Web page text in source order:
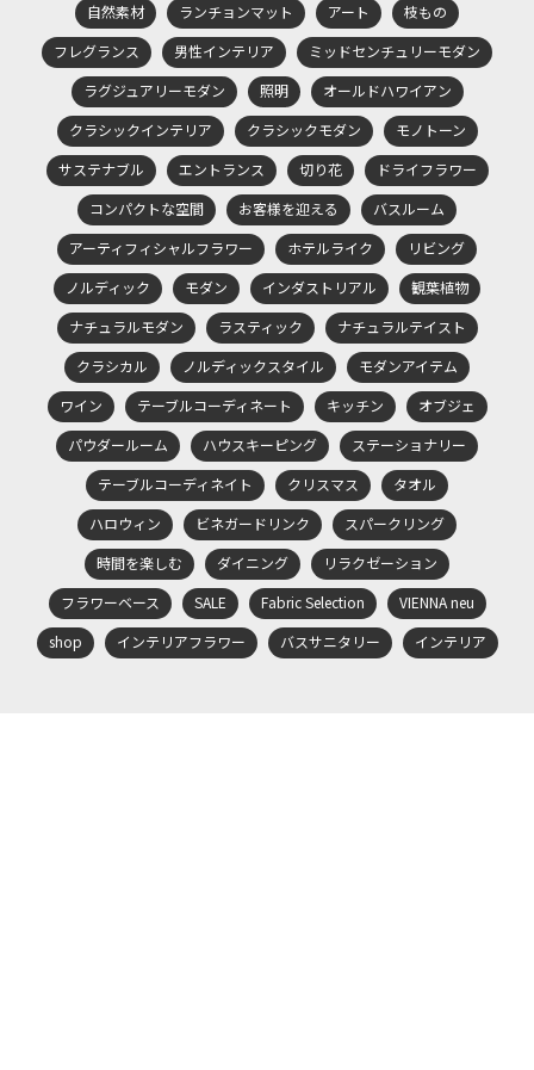
自然素材
ランチョンマット アート
枝もの
フレグランス
男性インテリア
ミッドセンチュリーモダン
ラグジュアリーモダン
照明
オールドハワイアン
クラシックインテリア
クラシックモダン
モノトーン
サステナブル
エントランス 切り花
ドライフラワー
コンパクトな空間
お客様を迎える
バスルーム
アーティフィシャルフラワー
ホテルライク
リビング
ノルディック
モダン インダストリアル
観葉植物
ナチュラルモダン
ラスティック
ナチュラルテイスト
クラシカル
ノルディックスタイル
モダンアイテム
ワイン
テーブルコーディネート キッチン
オブジェ
パウダールーム
ハウスキーピング
ステーショナリー
テーブルコーディネイト
クリスマス
タオル
ハロウィン
ビネガードリンク
スパークリング
時間を楽しむ
ダイニング
リラクゼーション
フラワーベース
SALE Fabric Selection
VIENNA neu
shop
インテリアフラワー バスサニタリー インテリア